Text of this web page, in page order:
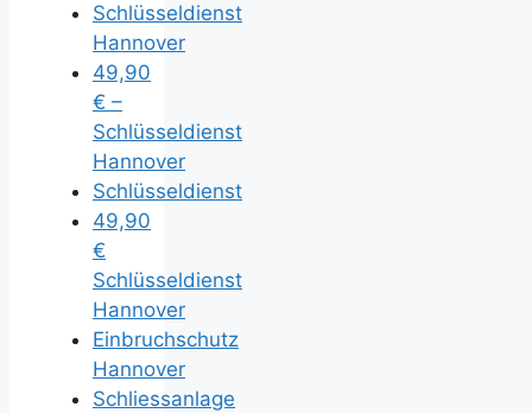
Schlüsseldienst
Hannover
49,90
€ –
Schlüsseldienst
Hannover
Schlüsseldienst
49,90
€
Schlüsseldienst
Hannover
Einbruchschutz
Hannover
Schliessanlage